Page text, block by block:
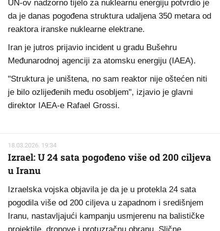
UN-ov nadzorno tijelo za nuklearnu energiju potvrdio je
da je danas pogođena struktura udaljena 350 metara od
reaktora iranske nuklearne elektrane.
Iran je jutros prijavio incident u gradu Bušehru
Međunarodnoj agenciji za atomsku energiju (IAEA).
"Struktura je uništena, no sam reaktor nije oštećen niti
je bilo ozlijeđenih među osobljem", izjavio je glavni
direktor IAEA-e Rafael Grossi.
18.03.2026. 19:34
Izrael: U 24 sata pogođeno više od 200 ciljeva
u Iranu
Izraelska vojska objavila je da je u protekla 24 sata
pogodila više od 200 ciljeva u zapadnom i središnjem
Iranu, nastavljajući kampanju usmjerenu na balističke